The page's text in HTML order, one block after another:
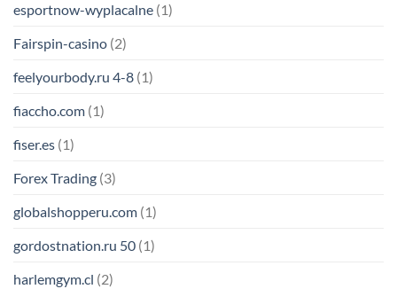
esportnow-wyplacalne (1)
Fairspin-casino (2)
feelyourbody.ru 4-8 (1)
fiaccho.com (1)
fiser.es (1)
Forex Trading (3)
globalshopperu.com (1)
gordostnation.ru 50 (1)
harlemgym.cl (2)